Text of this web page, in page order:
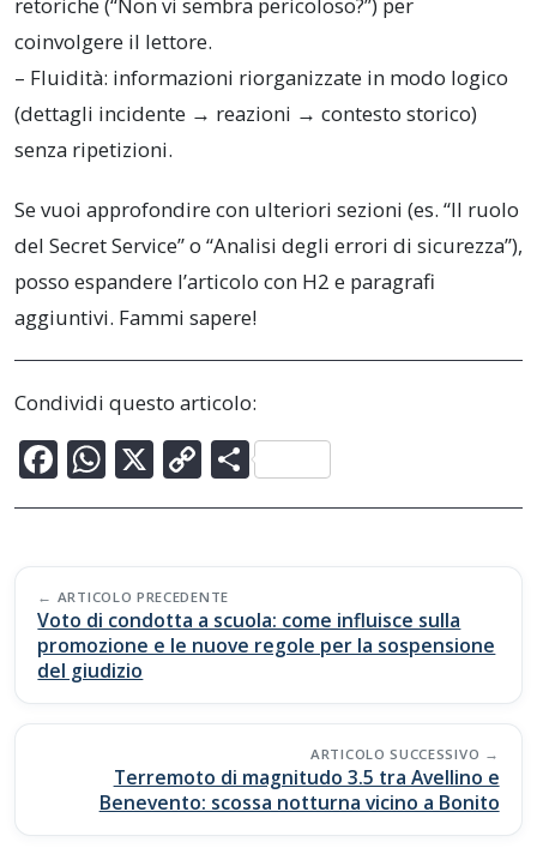
retoriche (“Non vi sembra pericoloso?”) per
coinvolgere il lettore.
– Fluidità: informazioni riorganizzate in modo logico
(dettagli incidente → reazioni → contesto storico)
senza ripetizioni.
Se vuoi approfondire con ulteriori sezioni (es. “Il ruolo
del Secret Service” o “Analisi degli errori di sicurezza”),
posso espandere l’articolo con H2 e paragrafi
aggiuntivi. Fammi sapere!
Condividi questo articolo:
F
ac
b
o
o
k
W
h
s
A
p
p
X C
o
y
Li
n
k
C
o
di
vi
di
Post
navigation
ARTICOLO PRECEDENTE
Voto di condotta a scuola: come influisce sulla
promozione e le nuove regole per la sospensione
del giudizio
ARTICOLO SUCCESSIVO
Terremoto di magnitudo 3.5 tra Avellino e
Benevento: scossa notturna vicino a Bonito